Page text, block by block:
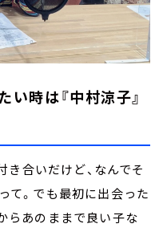
い時は『中村涼子』
き合いだけど、なんでそ
て。でも最初に出会った
らあのままで良い子な